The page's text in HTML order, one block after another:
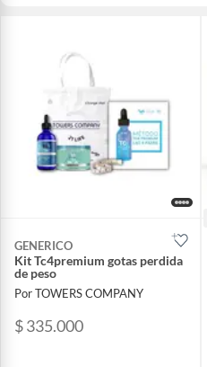
GENERICO
Kit Tc4premium gotas perdida
de peso
Por TOWERS COMPANY
$ 335.000